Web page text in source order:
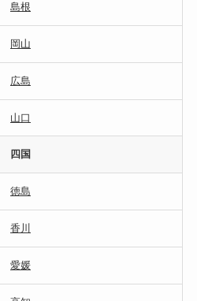
島根
岡山
広島
山口
四国
徳島
香川
愛媛